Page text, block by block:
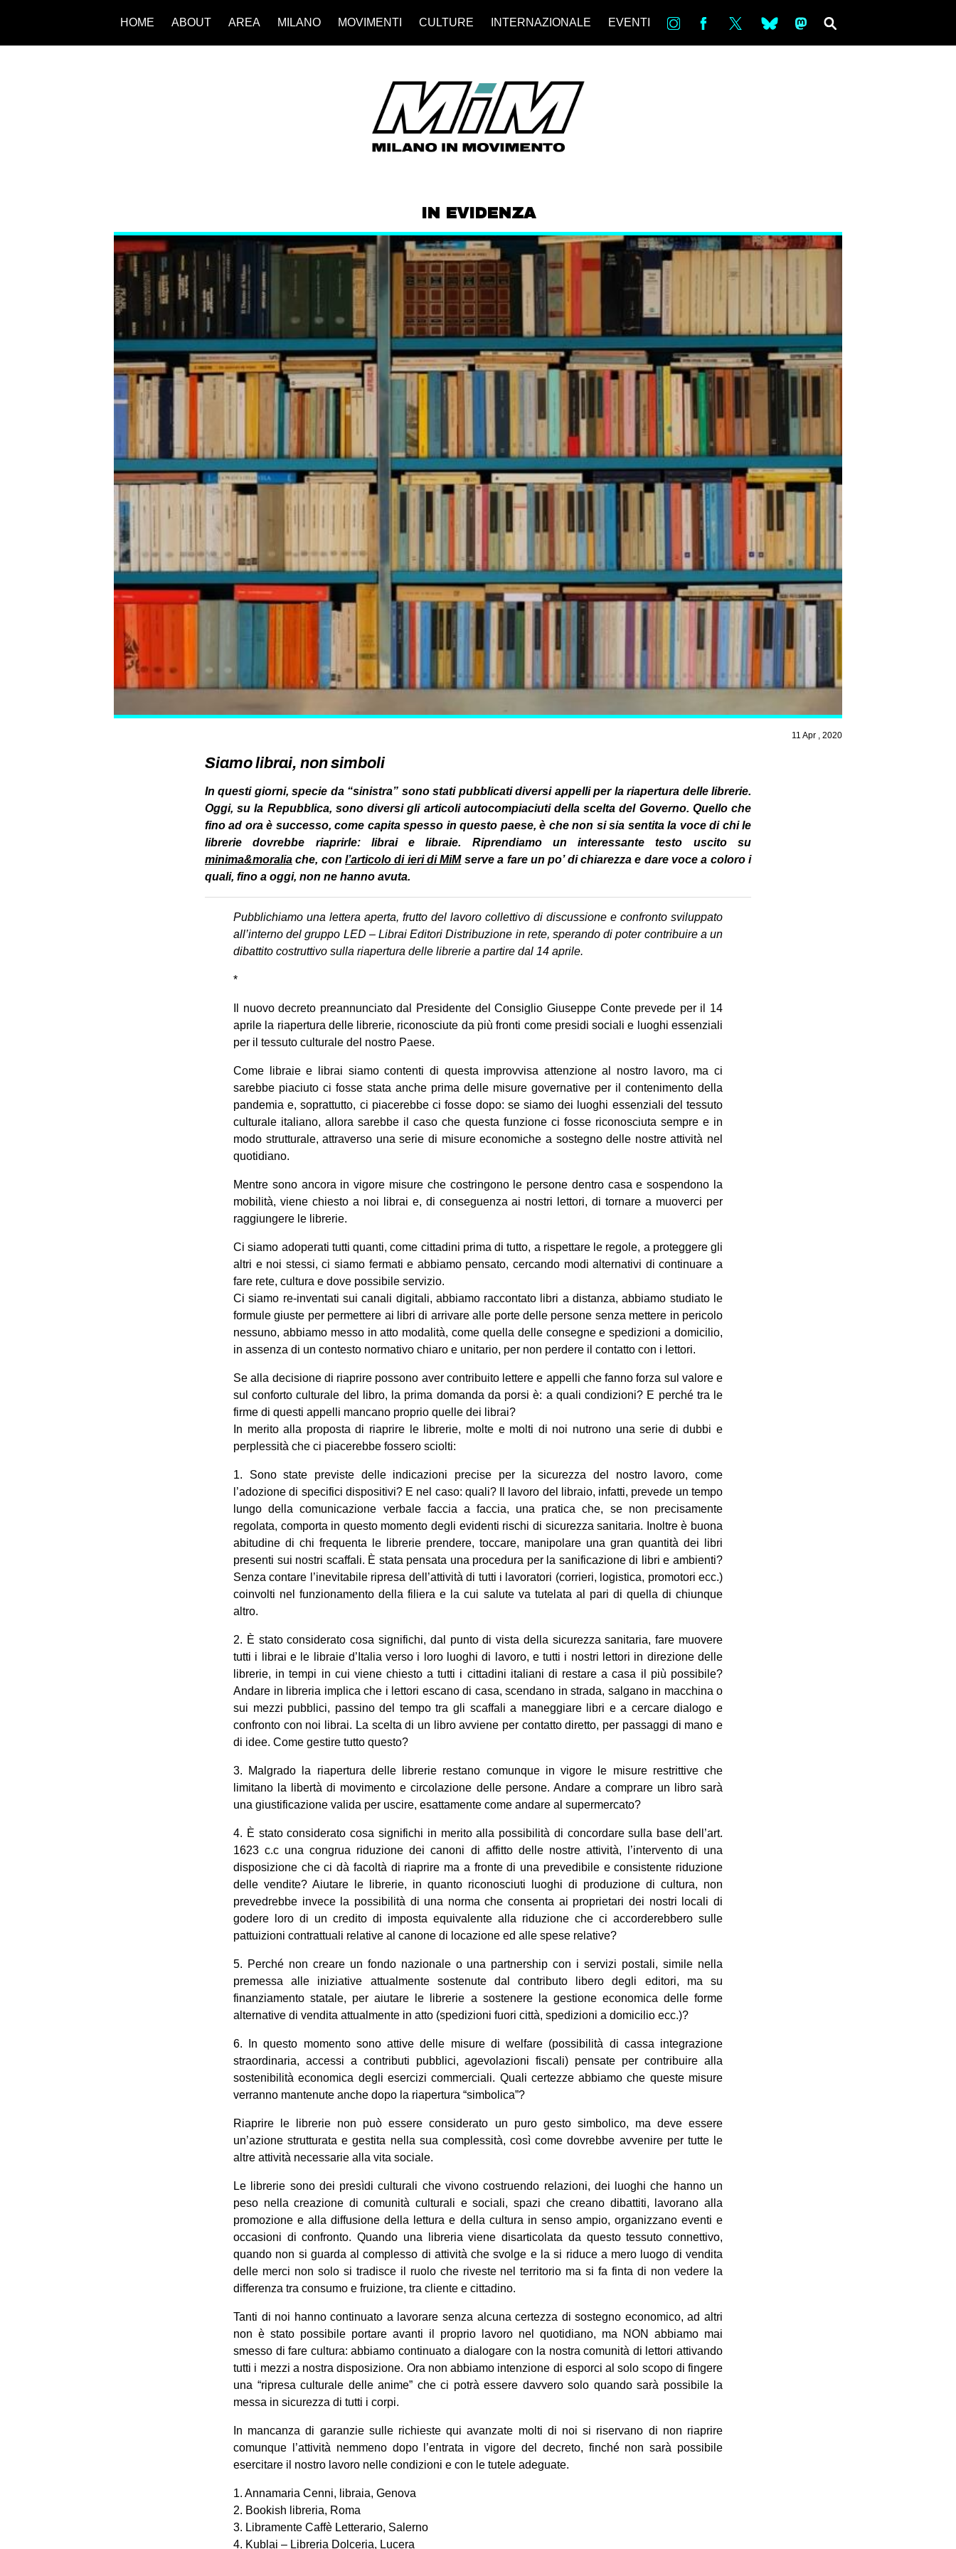
HOME ABOUT AREA MILANO MOVIMENTI CULTURE INTERNAZIONALE EVENTI in bsky ms
IN EVIDENZA
11 Apr , 2020
Siamo librai, non simboli
In questi giorni, specie da “sinistra” sono stati pubblicati diversi appelli per la riapertura delle librerie.
Oggi, su la Repubblica, sono diversi gli articoli autocompiaciuti della scelta del Governo. Quello che
fino ad ora è successo, come capita spesso in questo paese, è che non si sia sentita la voce di chi le
librerie dovrebbe riaprirle: librai e libraie. Riprendiamo un interessante testo uscito su
minima&moralia che, conl’articolo di ieri di MiMserve a fare un po’ di chiarezza e dare voce a coloro i
quali, fino a oggi, non ne hanno avuta.
Pubblichiamo una lettera aperta, frutto del lavoro collettivo di discussione e confronto sviluppato
all’interno del gruppo LED – Librai Editori Distribuzione in rete, sperando di poter contribuire a un
dibattito costruttivo sulla riapertura delle librerie a partire dal 14 aprile.
*
Il nuovo decreto preannunciato dal Presidente del Consiglio Giuseppe Conte prevede per il 14
aprile la riapertura delle librerie, riconosciute da più fronti come presidi sociali e luoghi essenziali
per il tessuto culturale del nostro Paese.
Come libraie e librai siamo contenti di questa improvvisa attenzione al nostro lavoro, ma ci
sarebbe piaciuto ci fosse stata anche prima delle misure governative per il contenimento della
pandemia e, soprattutto, ci piacerebbe ci fosse dopo: se siamo dei luoghi essenziali del tessuto
culturale italiano, allora sarebbe il caso che questa funzione ci fosse riconosciuta sempre e in
modo strutturale, attraverso una serie di misure economiche a sostegno delle nostre attività nel
quotidiano.
Mentre sono ancora in vigore misure che costringono le persone dentro casa e sospendono la
mobilità, viene chiesto a noi librai e, di conseguenza ai nostri lettori, di tornare a muoverci per
raggiungere le librerie.
Ci siamo adoperati tutti quanti, come cittadini prima di tutto, a rispettare le regole, a proteggere gli
altri e noi stessi, ci siamo fermati e abbiamo pensato, cercando modi alternativi di continuare a
fare rete, cultura e dove possibile servizio.
Ci siamo re-inventati sui canali digitali, abbiamo raccontato libri a distanza, abbiamo studiato le
formule giuste per permettere ai libri di arrivare alle porte delle persone senza mettere in pericolo
nessuno, abbiamo messo in atto modalità, come quella delle consegne e spedizioni a domicilio,
in assenza di un contesto normativo chiaro e unitario, per non perdere il contatto con i lettori.
Se alla decisione di riaprire possono aver contribuito lettere e appelli che fanno forza sul valore e
sul conforto culturale del libro, la prima domanda da porsi è: a quali condizioni? E perché tra le
firme di questi appelli mancano proprio quelle dei librai?
In merito alla proposta di riaprire le librerie, molte e molti di noi nutrono una serie di dubbi e
perplessità che ci piacerebbe fossero sciolti:
1. Sono state previste delle indicazioni precise per la sicurezza del nostro lavoro, come
l’adozione di specifici dispositivi? E nel caso: quali? Il lavoro del libraio, infatti, prevede un tempo
lungo della comunicazione verbale faccia a faccia, una pratica che, se non precisamente
regolata, comporta in questo momento degli evidenti rischi di sicurezza sanitaria. Inoltre è buona
abitudine di chi frequenta le librerie prendere, toccare, manipolare una gran quantità dei libri
presenti sui nostri scaffali. È stata pensata una procedura per la sanificazione di libri e ambienti?
Senza contare l’inevitabile ripresa dell’attività di tutti i lavoratori (corrieri, logistica, promotori ecc.)
coinvolti nel funzionamento della filiera e la cui salute va tutelata al pari di quella di chiunque
altro.
2. È stato considerato cosa significhi, dal punto di vista della sicurezza sanitaria, fare muovere
tutti i librai e le libraie d’Italia verso i loro luoghi di lavoro, e tutti i nostri lettori in direzione delle
librerie, in tempi in cui viene chiesto a tutti i cittadini italiani di restare a casa il più possibile?
Andare in libreria implica che i lettori escano di casa, scendano in strada, salgano in macchina o
sui mezzi pubblici, passino del tempo tra gli scaffali a maneggiare libri e a cercare dialogo e
confronto con noi librai. La scelta di un libro avviene per contatto diretto, per passaggi di mano e
di idee. Come gestire tutto questo?
3. Malgrado la riapertura delle librerie restano comunque in vigore le misure restrittive che
limitano la libertà di movimento e circolazione delle persone. Andare a comprare un libro sarà
una giustificazione valida per uscire, esattamente come andare al supermercato?
4. È stato considerato cosa significhi in merito alla possibilità di concordare sulla base dell’art.
1623 c.c una congrua riduzione dei canoni di affitto delle nostre attività, l’intervento di una
disposizione che ci dà facoltà di riaprire ma a fronte di una prevedibile e consistente riduzione
delle vendite? Aiutare le librerie, in quanto riconosciuti luoghi di produzione di cultura, non
prevedrebbe invece la possibilità di una norma che consenta ai proprietari dei nostri locali di
godere loro di un credito di imposta equivalente alla riduzione che ci accorderebbero sulle
pattuizioni contrattuali relative al canone di locazione ed alle spese relative?
5. Perché non creare un fondo nazionale o una partnership con i servizi postali, simile nella
premessa alle iniziative attualmente sostenute dal contributo libero degli editori, ma su
finanziamento statale, per aiutare le librerie a sostenere la gestione economica delle forme
alternative di vendita attualmente in atto (spedizioni fuori città, spedizioni a domicilio ecc.)?
6. In questo momento sono attive delle misure di welfare (possibilità di cassa integrazione
straordinaria, accessi a contributi pubblici, agevolazioni fiscali) pensate per contribuire alla
sostenibilità economica degli esercizi commerciali. Quali certezze abbiamo che queste misure
verranno mantenute anche dopo la riapertura “simbolica”?
Riaprire le librerie non può essere considerato un puro gesto simbolico, ma deve essere
un’azione strutturata e gestita nella sua complessità, così come dovrebbe avvenire per tutte le
altre attività necessarie alla vita sociale.
Le librerie sono dei presìdi culturali che vivono costruendo relazioni, dei luoghi che hanno un
peso nella creazione di comunità culturali e sociali, spazi che creano dibattiti, lavorano alla
promozione e alla diffusione della lettura e della cultura in senso ampio, organizzano eventi e
occasioni di confronto. Quando una libreria viene disarticolata da questo tessuto connettivo,
quando non si guarda al complesso di attività che svolge e la si riduce a mero luogo di vendita
delle merci non solo si tradisce il ruolo che riveste nel territorio ma si fa finta di non vedere la
differenza tra consumo e fruizione, tra cliente e cittadino.
Tanti di noi hanno continuato a lavorare senza alcuna certezza di sostegno economico, ad altri
non è stato possibile portare avanti il proprio lavoro nel quotidiano, ma NON abbiamo mai
smesso di fare cultura: abbiamo continuato a dialogare con la nostra comunità di lettori attivando
tutti i mezzi a nostra disposizione. Ora non abbiamo intenzione di esporci al solo scopo di fingere
una “ripresa culturale delle anime” che ci potrà essere davvero solo quando sarà possibile la
messa in sicurezza di tutti i corpi.
In mancanza di garanzie sulle richieste qui avanzate molti di noi si riservano di non riaprire
comunque l’attività nemmeno dopo l’entrata in vigore del decreto, finché non sarà possibile
esercitare il nostro lavoro nelle condizioni e con le tutele adeguate.
1. Annamaria Cenni, libraia, Genova
2. Bookish libreria, Roma
3. Libramente Caffè Letterario, Salerno
4. Kublai – Libreria Dolceria, Lucera